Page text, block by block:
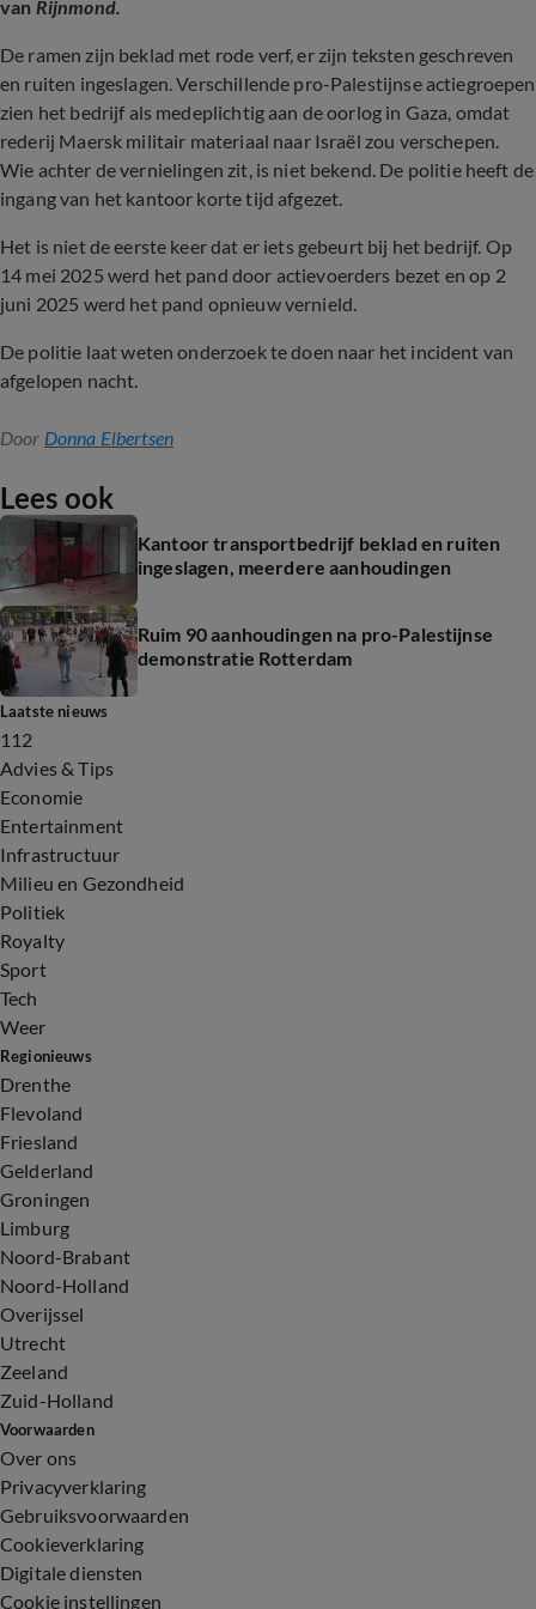
van Rijnmond.
De ramen zijn beklad met rode verf, er zijn teksten geschreven
en ruiten ingeslagen. Verschillende pro-Palestijnse actiegroepen
zien het bedrijf als medeplichtig aan de oorlog in Gaza, omdat
rederij Maersk militair materiaal naar Israël zou verschepen.
Wie achter de vernielingen zit, is niet bekend. De politie heeft de
ingang van het kantoor korte tijd afgezet.
Het is niet de eerste keer dat er iets gebeurt bij het bedrijf. Op
14 mei 2025 werd het pand door actievoerders bezet en op 2
juni 2025 werd het pand opnieuw vernield.
De politie laat weten onderzoek te doen naar het incident van
afgelopen nacht.
Door Donna Elbertsen
Lees ook
Kantoor transportbedrijf beklad en ruiten
ingeslagen, meerdere aanhoudingen
Ruim 90 aanhoudingen na pro-Palestijnse
demonstratie Rotterdam
Laatste nieuws
112
Advies & Tips
Economie
Entertainment
Infrastructuur
Milieu en Gezondheid
Politiek
Royalty
Sport
Tech
Weer
Regionieuws
Drenthe
Flevoland
Friesland
Gelderland
Groningen
Limburg
Noord-Brabant
Noord-Holland
Overijssel
Utrecht
Zeeland
Zuid-Holland
Voorwaarden
Over ons
Privacyverklaring
Gebruiksvoorwaarden
Cookieverklaring
Digitale diensten
Cookie instellingen